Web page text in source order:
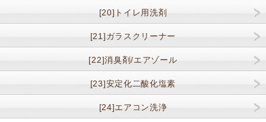
[20]トイレ用洗剤
[21]ガラスクリーナー
[22]消臭剤/エアゾール
[23]安定化二酸化塩素
[24]エアコン洗浄